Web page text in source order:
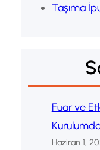
Taşıma
Fuar ve
Haziran 1,